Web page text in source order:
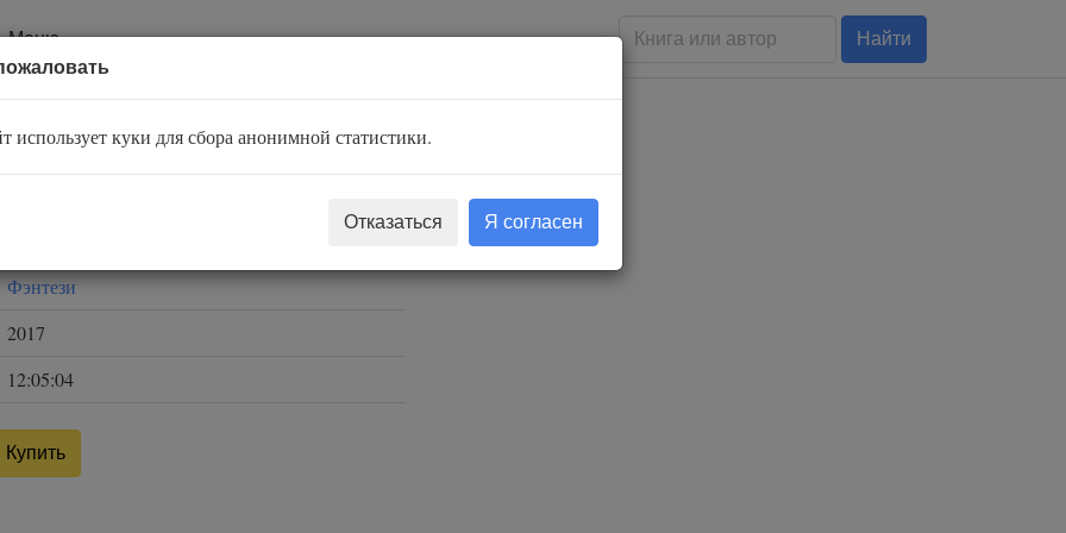
Меню Найти
ведьмой
Фэнтези
2017
12:05:04
Купить
использует куки для сбора анонимной статистики.
Отказаться Я согласен